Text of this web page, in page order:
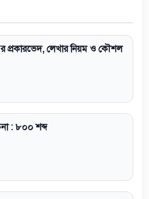
প্রকারভেদ, লেখার নিয়ম ও কৌশল
: ৮০০ শব্দ